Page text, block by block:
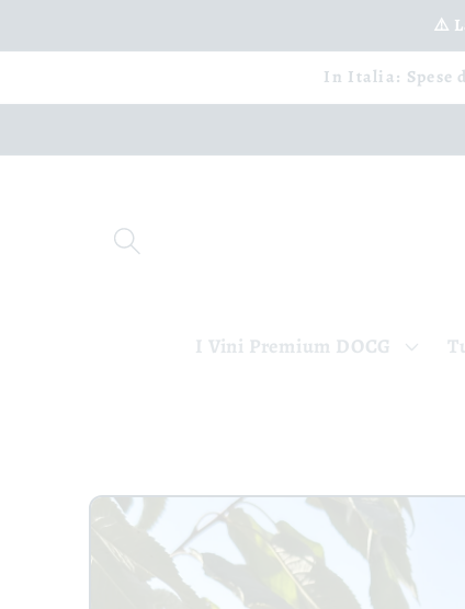
ai contenuti
⚠️
In Italia: Spese
I Vini Premium DOCG
Passa alle
informazioni
sul prodotto